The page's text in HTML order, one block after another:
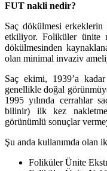
FUT nakli nedir?
Saç dökülmesi erkeklerin
etkiliyor. Foliküler ünite
dökülmesinden
olan minimal invaziv
Saç ekimi, 1939’a
genellikle doğal
1995 yılında cerrahlar
bilinir) ilk kez
görünümlü sonuçlar
Şu anda kullanımda olan
Foliküler Ünite